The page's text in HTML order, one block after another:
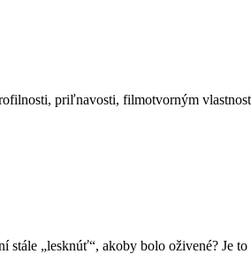
priľnavosti, filmotvorným
stále „lesknúť“, akoby bolo oživené? Je